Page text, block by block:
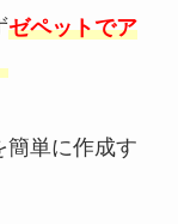
ゼペットでア
簡単に作成す